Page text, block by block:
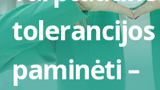
paminėti –